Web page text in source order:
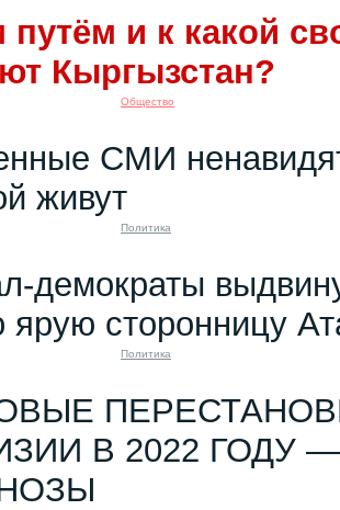
путём и к какой
Кыргызстан?
Общество
СМИ
живут
Политика
демократы
ярую сторонницу
Политика
В 2022 ГОДУ